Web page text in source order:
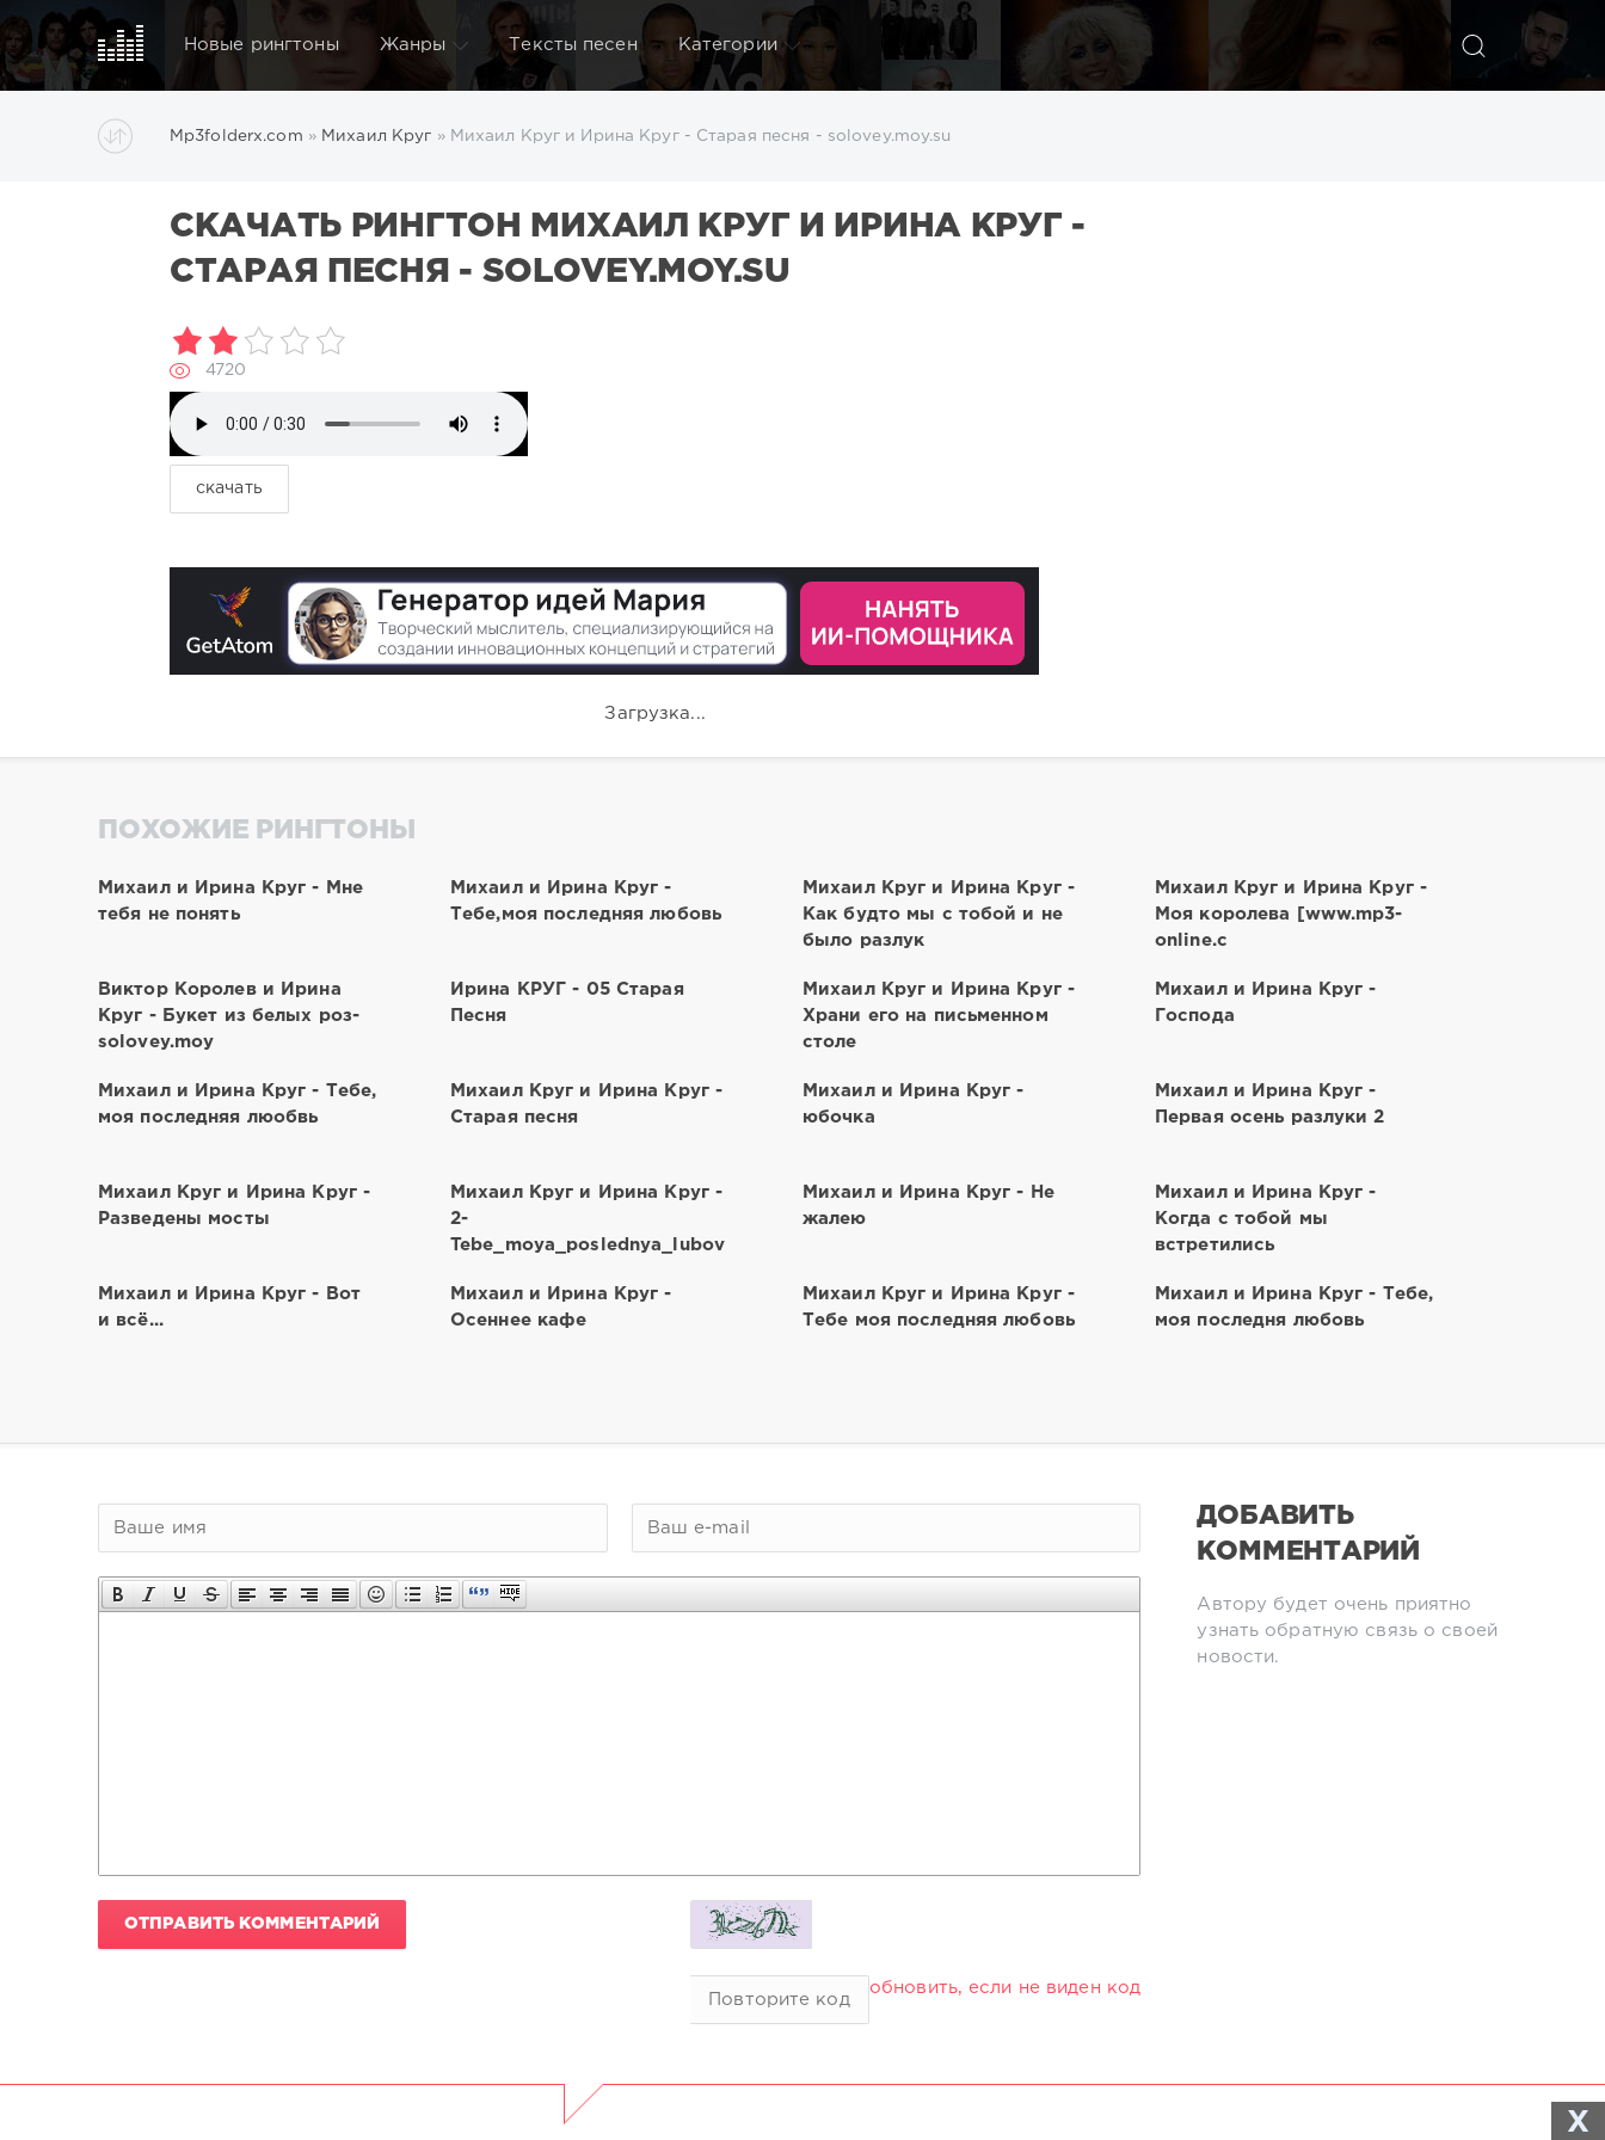
ИСКАТЬ
Новые рингтоны Жанры Тексты песен Категории
Mp3folderx.com » Михаил Круг » Михаил Круг и Ирина Круг - Старая песня - solovey.moy.su
СКАЧАТЬ РИНГТОН МИХАИЛ КРУГ И ИРИНА КРУГ -
СТАРАЯ ПЕСНЯ - SOLOVEY.MOY.SU
4720
скачать
Загрузка...
ПОХОЖИЕ РИНГТОНЫ
Михаил и Ирина Круг - Мне
тебя не понять
Михаил и Ирина Круг -
Тебе,моя последняя любовь
Михаил Круг и Ирина Круг -
Как будто мы с тобой и не
было разлук
Михаил Круг и Ирина Круг -
Моя королева [www.mp3-
online.c
Виктор Королев и Ирина
Круг - Букет из белых роз-
solovey.moy
Ирина КРУГ - 05 Старая
Песня
Михаил Круг и Ирина Круг -
Храни его на письменном
столе
Михаил и Ирина Круг -
Господа
Михаил и Ирина Круг - Тебе,
моя последняя люобвь
Михаил Круг и Ирина Круг -
Старая песня
Михаил и Ирина Круг -
юбочка
Михаил и Ирина Круг -
Первая осень разлуки 2
Михаил Круг и Ирина Круг -
Разведены мосты
Михаил Круг и Ирина Круг -
2-
Tebe_moya_poslednya_lubov
Михаил и Ирина Круг - Не
жалею
Михаил и Ирина Круг -
Когда с тобой мы
встретились
Михаил и Ирина Круг - Вот
и всё...
Михаил и Ирина Круг -
Осеннее кафе
Михаил Круг и Ирина Круг -
Тебе моя последняя любовь
Михаил и Ирина Круг - Тебе,
моя последня любовь
ДОБАВИТЬ
КОММЕНТАРИЙ
Автору будет очень приятно
узнать обратную связь о своей
новости.
обновить, если не виден код
ОТПРАВИТЬ КОММЕНТАРИЙ
X